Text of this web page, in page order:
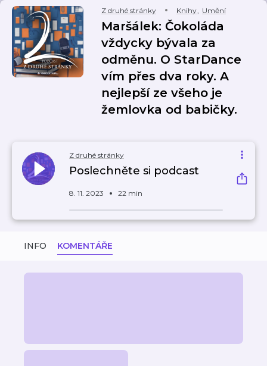
Z druhé stránky Knihy, Umění
Maršálek: Čokoláda
vždycky bývala za
odměnu. O StarDance
vím přes dva roky. A
nejlepší ze všeho je
žemlovka od babičky.
Z druhé stránky
Poslechněte si podcast
8. 11. 2023 22 min
INFO KOMENTÁŘE